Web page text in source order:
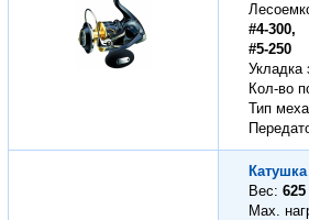
#4-300,
#5-250
Укладка
Кол-во
Тип
Вес
625
Max.